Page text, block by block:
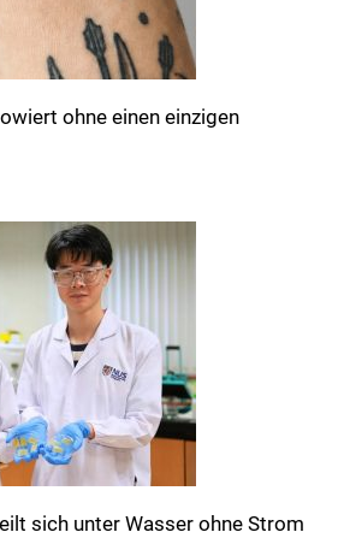
ohne einen einzigen
sich unter Wasser ohne Strom